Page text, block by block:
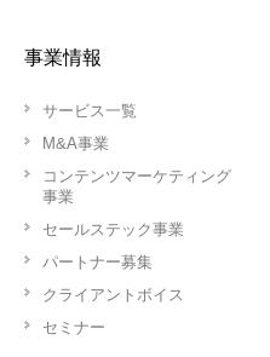
事業情報
サービス一覧
M&A事業
コンテンツマーケティング
事業
セールステック事業
パートナー募集
クライアントボイス
セミナー